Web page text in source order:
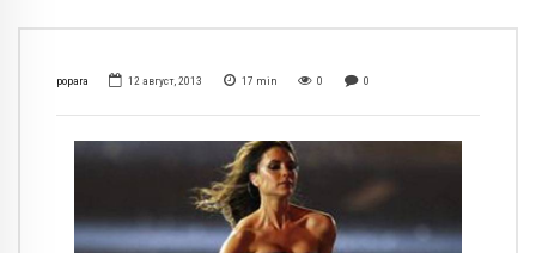
popara 12 август, 2013 17 min 0 0